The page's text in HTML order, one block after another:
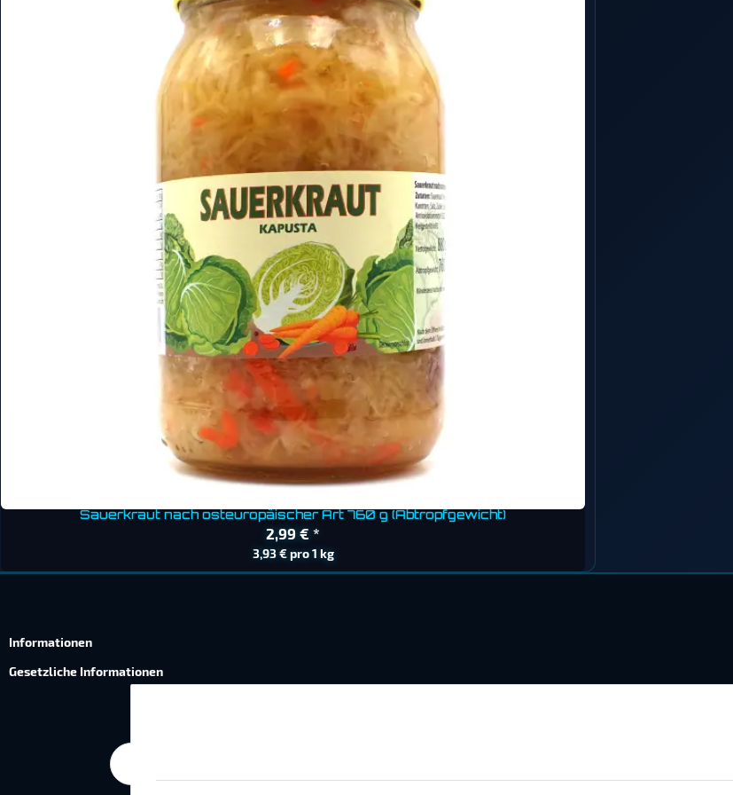
Sauerkraut nach osteuropäischer Art 760 g (Abtropfgewicht)
2,99 €*
3,93 € pro 1 kg
Informationen
Gesetzliche Informationen